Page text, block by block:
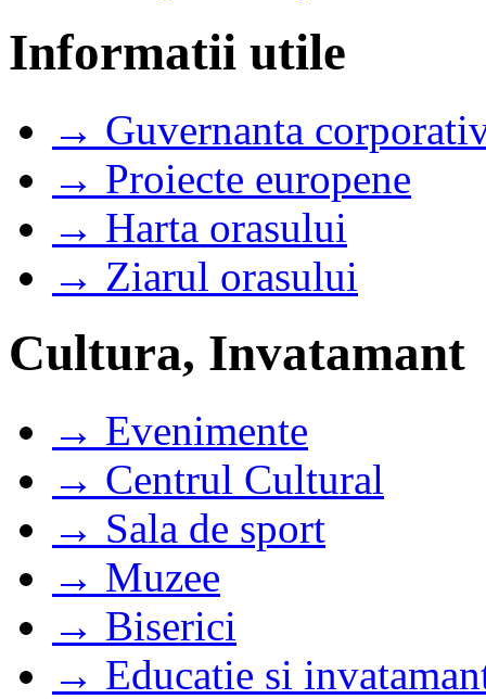
Informatii utile
→ Guvernanta
→ Proiecte europene
→ Harta orasului
→ Ziarul orasului
Cultura, Invatamant
→ Evenimente
→ Centrul Cultural
→ Sala de sport
→ Muzee
→ Biserici
→ Educatie si